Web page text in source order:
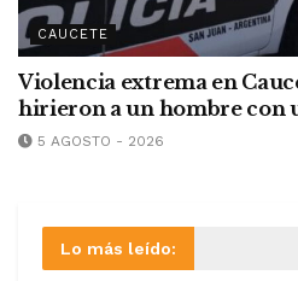
CAUCETE
Violencia extrema en
hirieron a un hombre con
5 AGOSTO - 2026
Lo más leído: